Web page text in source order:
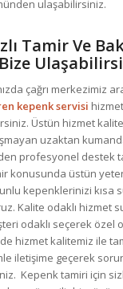
ulaşabilirsiniz.
Tamir Ve
çağrı merkezimiz
kepenk servisi
Üstün hizmet
uzaktan
profesyonel destek
konusunda üstün
kepenklerinizi
Kalite odaklı hizmet
odaklı seçerek
hizmet kalitemiz ile
iletişime geçerek
Kepenk tamiri için